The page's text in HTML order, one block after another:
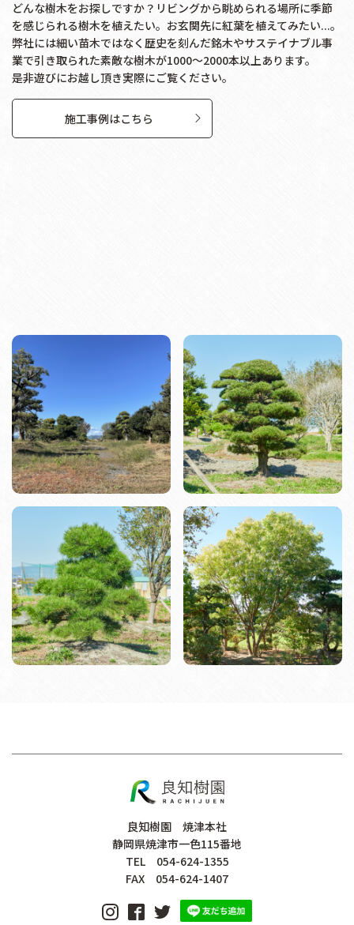
どんな樹木をお探しですか？リビングから眺められる場所に季節
を感じられる樹木を植えたい。お玄関先に紅葉を植えてみたい...。
弊社には細い苗木ではなく歴史を刻んだ銘木やサステイナブル事
業で引き取られた素敵な樹木が1000～2000本以上あります。
是非遊びにお越し頂き実際にご覧ください。
施工事例はこちら
静岡県焼津市一色115番地
TEL 054-624-1355